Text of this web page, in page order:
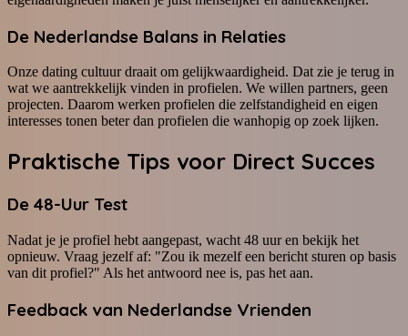
De Nederlandse Balans in Relaties
Onze dating cultuur draait om gelijkwaardigheid. Dat zie je terug in
wat we aantrekkelijk vinden in profielen. We willen partners, geen
projecten. Daarom werken profielen die zelfstandigheid en eigen
interesses tonen beter dan profielen die wanhopig op zoek lijken.
Praktische Tips voor Direct Succes
De 48-Uur Test
Nadat je je profiel hebt aangepast, wacht 48 uur en bekijk het
opnieuw. Vraag jezelf af: "Zou ik mezelf een bericht sturen op basis
van dit profiel?" Als het antwoord nee is, pas het aan.
Feedback van Nederlandse Vrienden